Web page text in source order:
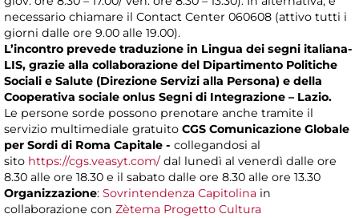
necessario chiamare il Contact Center 060608 (attivo tutti i
giorni dalle ore 9.00 alle 19.00).
L’incontro prevede traduzione in Lingua dei segni italiana-
LIS, grazie alla collaborazione del Dipartimento Politiche
Sociali e Salute (Direzione Servizi alla Persona) e della
Cooperativa sociale onlus Segni di Integrazione – Lazio.
Le persone sorde possono prenotare anche tramite il
servizio multimediale gratuito CGS Comunicazione Globale
per Sordi di Roma Capitale - collegandosi al
sito https://cgs.veasyt.com/dal lunedì al venerdì dalle ore
8.30 alle ore 18.30 e il sabato dalle ore 8.30 alle ore 13.30
Organizzazione: Sovrintendenza Capitolina in
collaborazione con Zètema Progetto Cultura